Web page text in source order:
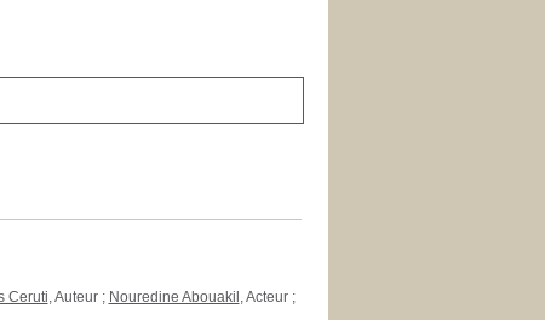
Ceruti, Auteur ; Nouredine Abouakil , Acteur ;